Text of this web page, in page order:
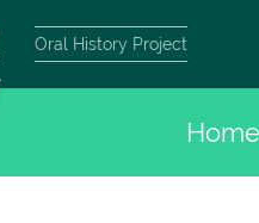
Oral History Project
Home